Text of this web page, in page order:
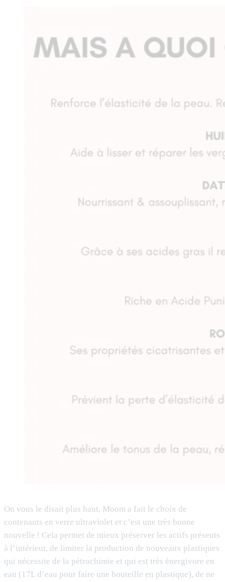
On vous le disait plus haut, Moom a fait le choix de
contenants en verre ultraviolet et c’est une très bonne
nouvelle ! Cela permet de mieux préserver les actifs présents
à l’intérieur, de limiter la production de nouveaux plastiques
qui nécessite de la pétrochimie et qui est très énergivore en
eau (17L d’eau pour faire une bouteille en plastique), de ne